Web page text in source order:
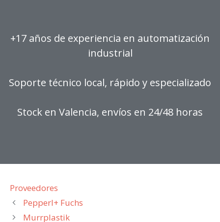
+17 años de experiencia en automatización
industrial
Soporte técnico local, rápido y especializado
Stock en Valencia, envíos en 24/48 horas
Categorías
Proveedores
Pepperl+ Fuchs
Murrplastik